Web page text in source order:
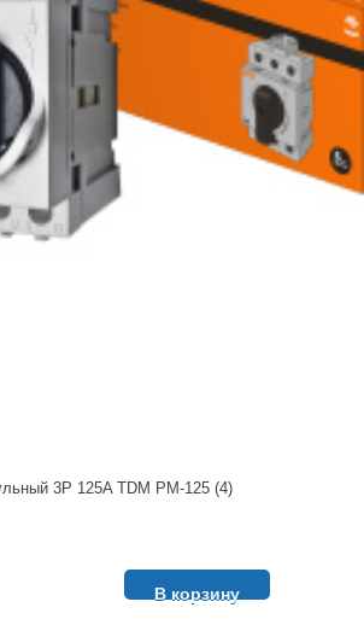
3P 125A TDM РМ-125 (4)
В корзину